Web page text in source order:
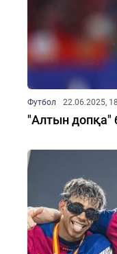
Футбол 22.06.2025,
"Алтын допқа"